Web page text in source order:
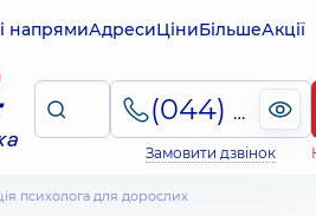
напрямиАдресиЦіниБільшеАкції
(044) 495-2-888
Замовити дзвінок
психолога для дорослих